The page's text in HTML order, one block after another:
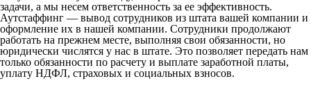
задачи, а мы несем ответственность за ее эффективность.
Аутстаффинг — вывод сотрудников из штата вашей компании и
оформление их в нашей компании. Сотрудники продолжают
работать на прежнем месте, выполняя свои обязанности, но
юридически числятся у нас в штате. Это позволяет передать нам
только обязанности по расчету и выплате заработной платы,
уплату НДФЛ, страховых и социальных взносов.